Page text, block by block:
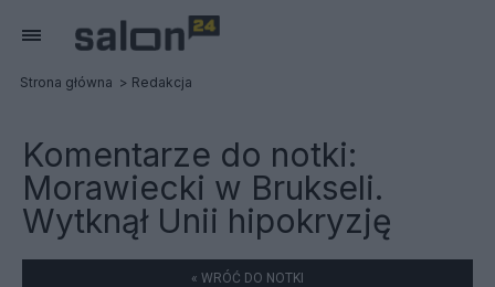
Strona główna Redakcja
Komentarze do notki:
Morawiecki w Brukseli.
Wytknął Unii hipokryzję
« WRÓĆ DO NOTKI